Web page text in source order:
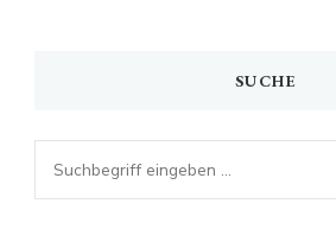
SUCHE
Looking
for